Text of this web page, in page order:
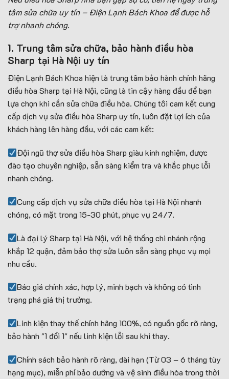
tâm sửa chữa uy tín – Điện Lạnh Bách Khoa để được hỗ
trợ nhanh chóng.
1. Trung tâm sửa chữa, bảo hành điều hòa
Sharp tại Hà Nội uy tín
Điện Lạnh Bách Khoa hiện là trung tâm bảo hành chính hãng
điều hòa Sharp tại Hà Nội, cũng là tin cậy hàng đầu để bạn
lựa chọn khi cần sửa chữa điều hòa. Chúng tôi cam kết cung
cấp dịch vụ sửa điều hòa Sharp uy tín, luôn đặt lợi ích của
khách hàng lên hàng đầu, với các cam kết:
Đội ngũ thợ sửa điều hòa Sharp giàu kinh nghiệm, được
đào tạo chuyên nghiệp, sẵn sàng kiểm tra và khắc phục lỗi
nhanh chóng.
Cung cấp dịch vụ sửa chữa điều hòa tại Hà Nội nhanh
chóng, có mặt trong 15-30 phút, phục vụ 24/7.
Là đại lý Sharp tại Hà Nội, với hệ thống chi nhánh rộng
khắp 12 quận, đảm bảo thợ sửa luôn sẵn sàng phục vụ mọi
nhu cầu.
Báo giá chính xác, hợp lý, minh bạch và không có tình
trạng phá giá thị trường.
Linh kiện thay thế chính hãng 100%, có nguồn gốc rõ ràng,
bảo hành "1 đổi 1" nếu linh kiện lỗi sau khi thay.
Chính sách bảo hành rõ ràng, dài hạn (Từ 03 – 6 tháng tùy
hạng mục), miễn phí bảo dưỡng và vệ sinh điều hòa trong thời